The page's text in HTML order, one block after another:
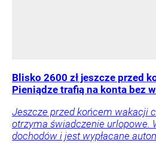
Blisko 2600 zł jeszcze przed
Pieniądze trafią na konta bez
Jeszcze przed końcem wakacji
otrzyma świadczenie urlopowe.
dochodów i jest wypłacane